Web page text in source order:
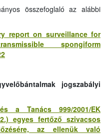
összefoglaló az alábbi
report on surveillance for
spongiform
jogszabályi
a Tanács 999/2001/EK
egyes fertőző szivacsos
az ellenük való